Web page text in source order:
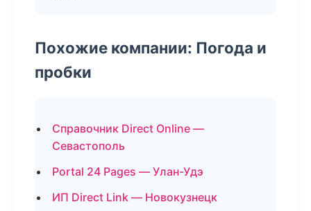
Похожие компании: Погода и
пробки
Справочник Direct Online —
Севастополь
Portal 24 Pages — Улан-Удэ
ИП Direct Link — Новокузнецк